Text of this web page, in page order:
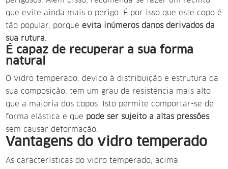
que evite ainda mais o perigo. É por isso que este copo é
tão popular, porqueevita inúmeros danos derivados da
sua rutura.
É capaz de recuperar a sua forma
natural
O vidro temperado, devido à distribuição e estrutura da
sua composição, tem um grau de resistência mais alto
que a maioria dos copos. Isto permite comportar-se de
forma elástica e que pode ser sujeito a altas pressões
sem causar deformação.
Vantagens do vidro temperado
As características do vidro temperado, acima